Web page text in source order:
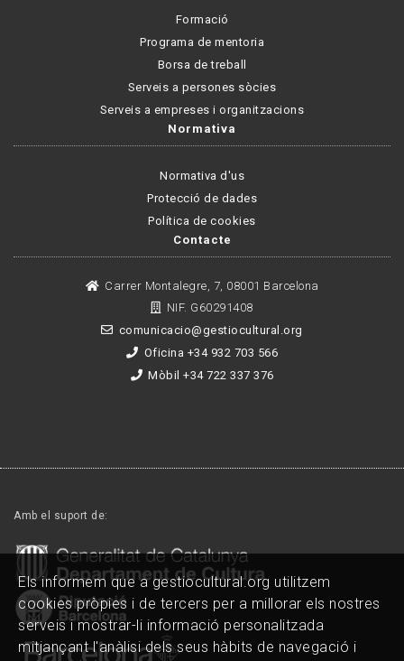
Formació
Programa de mentoria
Borsa de treball
Serveis a persones sòcies
Serveis a empreses i organitzacions
Normativa
Normativa d'us
Protecció de dades
Política de cookies
Contacte
Carrer Montalegre, 7, 08001 Barcelona
NIF. G60291408
comunicacio@gestiocultural.org
Oficina +34 932 703 566
Mòbil +34 722 337 376
Amb el suport de:
Els informem que a gestiocultural.org utilitzem
cookies pròpies i de tercers per a millorar els nostres
serveis i mostrar-li informació personalitzada
mitjançant l'anàlisi dels seus hàbits de navegació i